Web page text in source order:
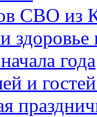
СВО из
года
и